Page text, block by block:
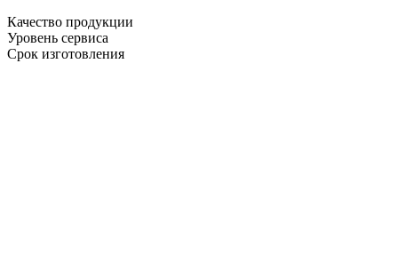
Качество продукции
Уровень сервиса
Срок изготовления